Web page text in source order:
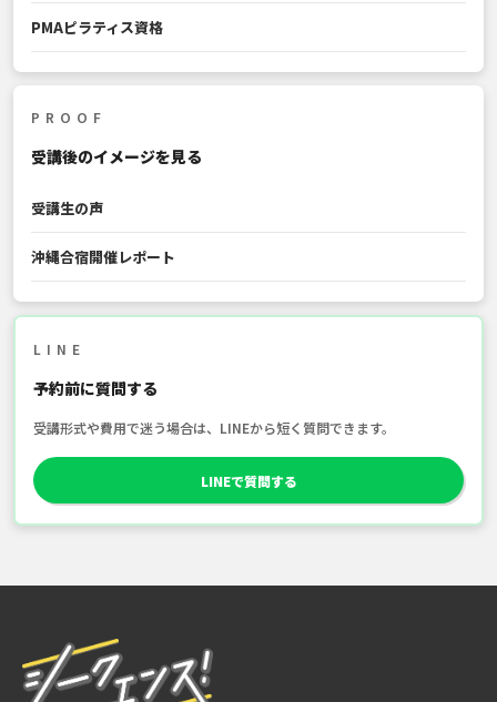
PMAピラティス資格
PROOF
受講後のイメージを見る
受講生の声
沖縄合宿開催レポート
LINE
予約前に質問する
受講形式や費用で迷う場合は、LINEから短く質問できます。
LINEで質問する